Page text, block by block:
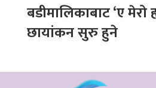
बडीमालिकाबाट ‘ए
छायांकन सुरु हुने